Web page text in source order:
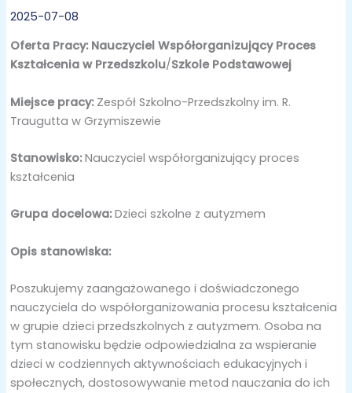
2025-07-08
Oferta Pracy: Nauczyciel Współorganizujący Proces
Kształcenia w Przedszkolu/Szkole Podstawowej
Miejsce pracy:Zespół Szkolno-Przedszkolny im. R.
Traugutta w Grzymiszewie
Stanowisko:Nauczyciel współorganizujący proces
kształcenia
Grupa docelowa:Dzieci szkolne z autyzmem
Opis stanowiska:
Poszukujemy zaangażowanego i doświadczonego
nauczyciela do współorganizowania procesu kształcenia
w grupie dzieci przedszkolnych z autyzmem. Osoba na
tym stanowisku będzie odpowiedzialna za wspieranie
dzieci w codziennych aktywnościach edukacyjnych i
społecznych, dostosowywanie metod nauczania do ich